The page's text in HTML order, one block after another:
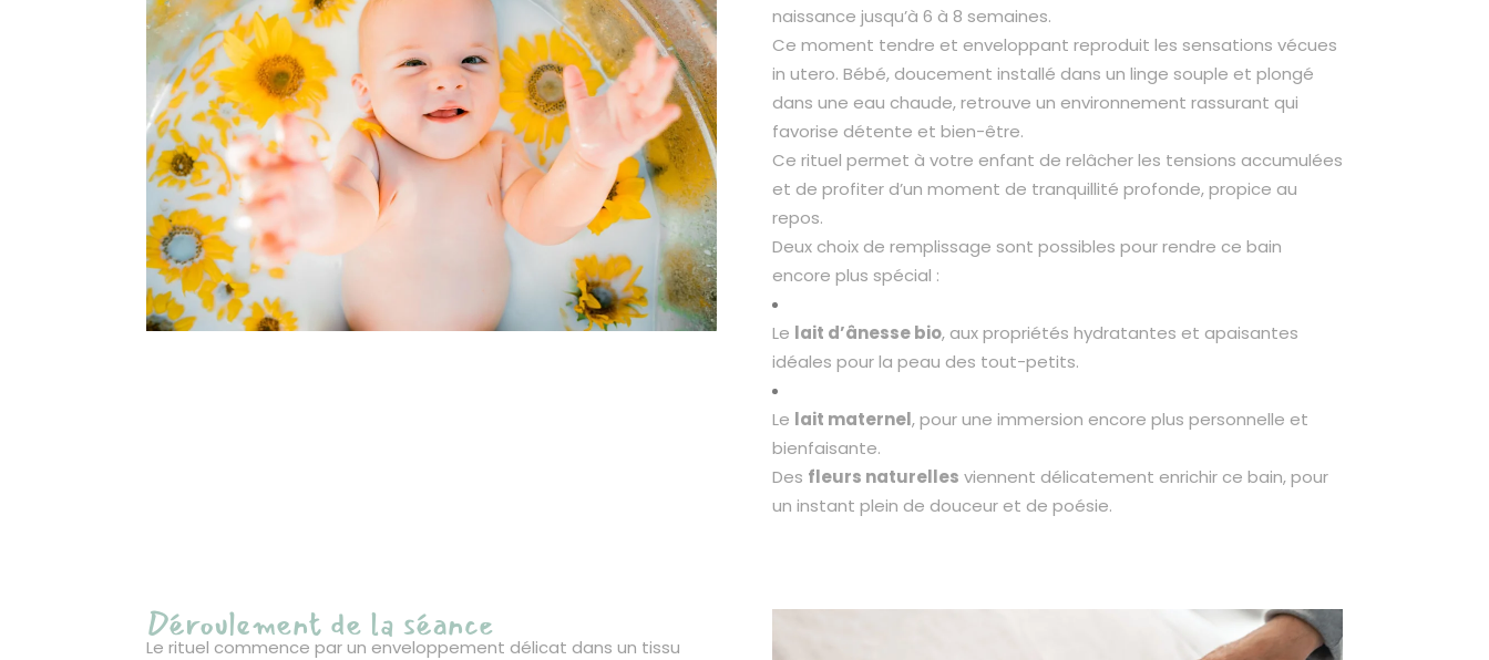
naissance jusqu’à 6 à 8 semaines.
Ce moment tendre et enveloppant reproduit les sensations vécues
in utero. Bébé, doucement installé dans un linge souple et plongé
dans une eau chaude, retrouve un environnement rassurant qui
favorise détente et bien-être.
Ce rituel permet à votre enfant de relâcher les tensions accumulées
et de profiter d’un moment de tranquillité profonde, propice au
repos.
Deux choix de remplissage sont possibles pour rendre ce bain
encore plus spécial :
Le lait d’ânesse bio, aux propriétés hydratantes et apaisantes
idéales pour la peau des tout-petits.
Le lait maternel, pour une immersion encore plus personnelle et
bienfaisante.
Des fleurs naturelles viennent délicatement enrichir ce bain, pour
un instant plein de douceur et de poésie.
Déroulement de la séance
Le rituel commence par un enveloppement délicat dans un tissu